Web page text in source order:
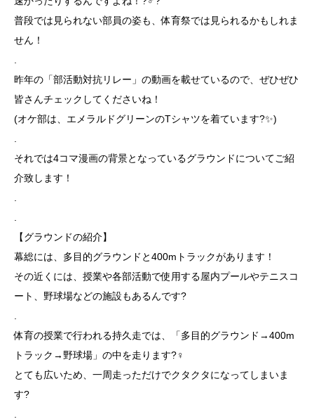
普段では見られない部員の姿も、体育祭では見られるかもしれま
せん！
昨年の「部活動対抗リレー」の動画を載せているので、ぜひぜひ
皆さんチェックしてくださいね！
(オケ部は、エメラルドグリーンのTシャツを着ています?✨)
それでは4コマ漫画の背景となっているグラウンドについてご紹
介致します！
【グラウンドの紹介】
幕総には、多目的グラウンドと400mトラックがあります！
その近くには、授業や各部活動で使用する屋内プールやテニスコ
ート、野球場などの施設もあるんです?
体育の授業で行われる持久走では、「多目的グラウンド→400m
トラック→野球場」の中を走ります?‍♀️
とても広いため、一周走っただけでクタクタになってしまいま
す?